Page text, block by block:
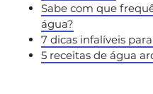
Sabe com que
água?
7 dicas infalíveis
5 receitas de água